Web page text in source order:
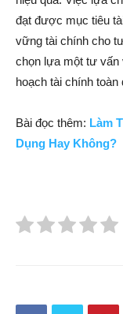
đạt được mục tiêu
vững tài chính cho
chọn lựa một tư vấn
hoạch tài chính toàn
Bài đọc thêm: Làm
Dụng Hay Không?